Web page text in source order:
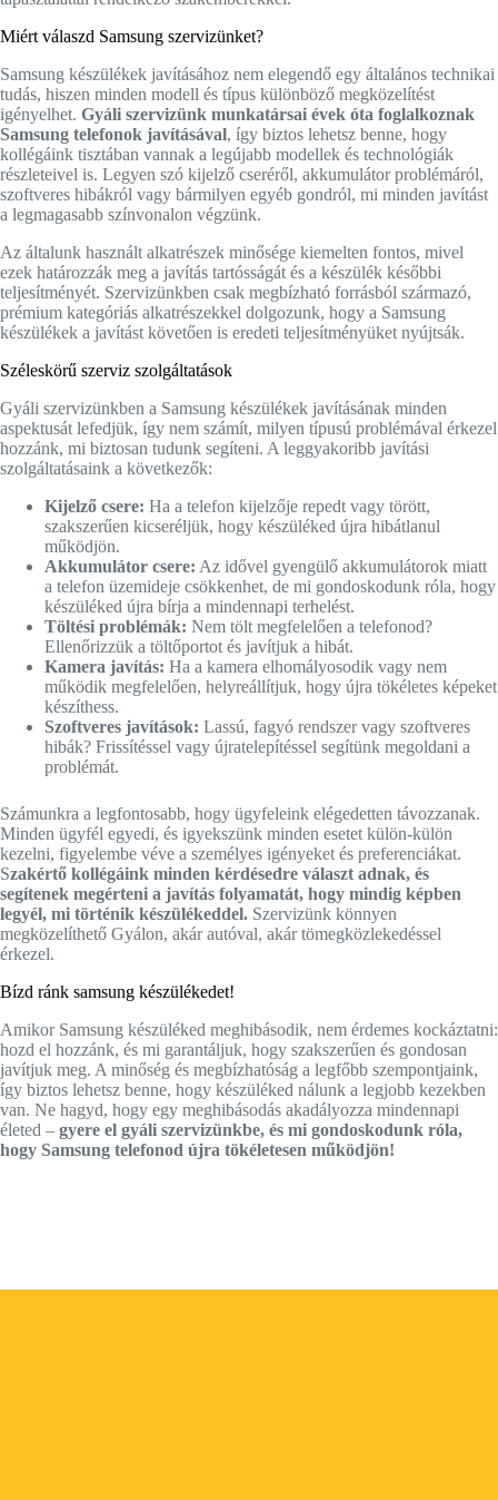
Miért válaszd Samsung szervizünket?
Samsung készülékek javításához nem elegendő egy általános technikai
tudás, hiszen minden modell és típus különböző megközelítést
igényelhet. Gyáli szervizünk munkatársai évek óta foglalkoznak
Samsung telefonok javításával, így biztos lehetsz benne, hogy
kollégáink tisztában vannak a legújabb modellek és technológiák
részleteivel is. Legyen szó kijelző cseréről, akkumulátor problémáról,
szoftveres hibákról vagy bármilyen egyéb gondról, mi minden javítást
a legmagasabb színvonalon végzünk.
Az általunk használt alkatrészek minősége kiemelten fontos, mivel
ezek határozzák meg a javítás tartósságát és a készülék későbbi
teljesítményét. Szervizünkben csak megbízható forrásból származó,
prémium kategóriás alkatrészekkel dolgozunk, hogy a Samsung
készülékek a javítást követően is eredeti teljesítményüket nyújtsák.
Széleskörű szerviz szolgáltatások
Gyáli szervizünkben a Samsung készülékek javításának minden
aspektusát lefedjük, így nem számít, milyen típusú problémával érkezel
hozzánk, mi biztosan tudunk segíteni. A leggyakoribb javítási
szolgáltatásaink a következők:
Kijelző csere: Ha a telefon kijelzője repedt vagy törött,
szakszerűen kicseréljük, hogy készüléked újra hibátlanul
működjön.
Akkumulátor csere: Az idővel gyengülő akkumulátorok miatt
a telefon üzemideje csökkenhet, de mi gondoskodunk róla, hogy
készüléked újra bírja a mindennapi terhelést.
Töltési problémák: Nem tölt megfelelően a telefonod?
Ellenőrizzük a töltőportot és javítjuk a hibát.
Kamera javítás: Ha a kamera elhomályosodik vagy nem
működik megfelelően, helyreállítjuk, hogy újra tökéletes képeket
készíthess.
Szoftveres javítások: Lassú, fagyó rendszer vagy szoftveres
hibák? Frissítéssel vagy újratelepítéssel segítünk megoldani a
problémát.
Számunkra a legfontosabb, hogy ügyfeleink elégedetten távozzanak.
Minden ügyfél egyedi, és igyekszünk minden esetet külön-külön
kezelni, figyelembe véve a személyes igényeket és preferenciákat.
Szakértő kollégáink minden kérdésedre választ adnak, és
segítenek megérteni a javítás folyamatát, hogy mindig képben
legyél, mi történik készülékeddel. Szervizünk könnyen
megközelíthető Gyálon, akár autóval, akár tömegközlekedéssel
érkezel.
Bízd ránk samsung készülékedet!
Amikor Samsung készüléked meghibásodik, nem érdemes kockáztatni:
hozd el hozzánk, és mi garantáljuk, hogy szakszerűen és gondosan
javítjuk meg. A minőség és megbízhatóság a legfőbb szempontjaink,
így biztos lehetsz benne, hogy készüléked nálunk a legjobb kezekben
van. Ne hagyd, hogy egy meghibásodás akadályozza mindennapi
életed – gyere el gyáli szervizünkbe, és mi gondoskodunk róla,
hogy Samsung telefonod újra tökéletesen működjön!